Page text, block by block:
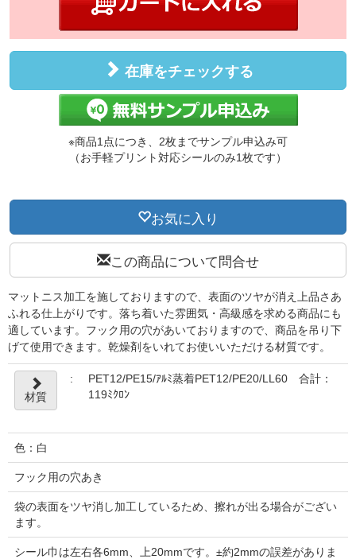
在庫をチェックする
※商品1点につき、2枚までサンプル申込み可
（お手軽プリント対応シールのみ1枚です）
お気に入り
この商品について問合せ
マットニス加工を施しておりますので、表面のツヤが消え上品さあ
ふれる仕上がりです。落ち着いた雰囲気・高級感を求める商品にも
適しています。フック用の穴があいておりますので、商品を吊り下
げて使用できます。乾燥剤をいれてお使いいただける材質です。
材質
:
PET12/PE15/ｱﾙﾐ蒸着PET12/PE20/LL60 合計：
119ﾐｸﾛﾝ
色：白
フック用の穴あき
袋の表面をツヤ消し加工しているため、擦れが出る場合がござい
ます。
シール巾は左右各6mm、上20mmです。±約2mmの誤差がありま